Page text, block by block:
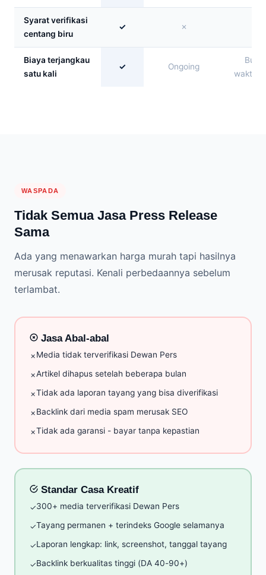
Syarat verifikasi
centang biru
✓ ✗
Biaya terjangkau
satu kali
✓ Ongoing
waktu
WASPADA
Tidak Semua Jasa Press Release
Sama
Ada yang menawarkan harga murah tapi hasilnya
merusak reputasi. Kenali perbedaannya sebelum
terlambat.
Jasa Abal-abal
✗ Media tidak terverifikasi Dewan Pers
✗Artikel dihapus setelah beberapa bulan
✗Tidak ada laporan tayang yang bisa diverifikasi
✗ Backlink dari media spam merusak SEO
✗Tidak ada garansi - bayar tanpa kepastian
Standar Casa Kreatif
✓300+ media terverifikasi Dewan Pers
✓Tayang permanen + terindeks Google selamanya
✓Laporan lengkap: link, screenshot, tanggal tayang
✓Backlink berkualitas tinggi (DA 40-90+)